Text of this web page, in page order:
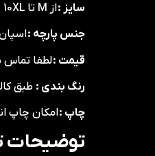
سایز :از M تا 10XL
جنس پارچه :
قیمت :لطفا تماس
رنگ بندی : طبق
چاپ :امکان چاپ
توضیحات